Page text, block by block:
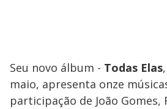
Seu novo álbum - Todas Elas
maio, apresenta onze
participação de João Gomes,